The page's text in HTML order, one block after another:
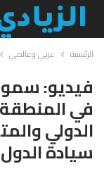
الرئيسية عربي وعالمي
فيديو: سمو
في المنطقة
الدولي
سيادة